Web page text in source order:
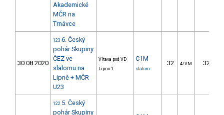
Akademické
MČR na
Trnávce
30.08.2020
123 6. Český
pohár Skupiny
ČEZ ve
slalomu na
Lipně + MČR
U23
Vltava pod VD
Lipno 1
C1M
slalom
32. 4/VM 32.31
122 5. Český
pohár Skupiny